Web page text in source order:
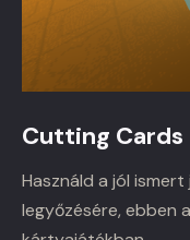
Cutting Cards
Használd a jól
legyőzésére, ebben